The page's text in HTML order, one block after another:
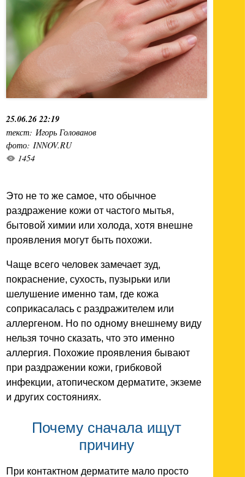
25.06.26 22:19
текст: Игорь Голованов
фото: INNOV.RU
1454
Это не то же самое, что обычное
раздражение кожи от частого мытья,
бытовой химии или холода, хотя внешне
проявления могут быть похожи.
Чаще всего человек замечает зуд,
покраснение, сухость, пузырьки или
шелушение именно там, где кожа
соприкасалась с раздражителем или
аллергеном. Но по одному внешнему виду
нельзя точно сказать, что это именно
аллергия. Похожие проявления бывают
при раздражении кожи, грибковой
инфекции, атопическом дерматите, экземе
и других состояниях.
Почему сначала ищут
причину
При контактном дерматите мало просто